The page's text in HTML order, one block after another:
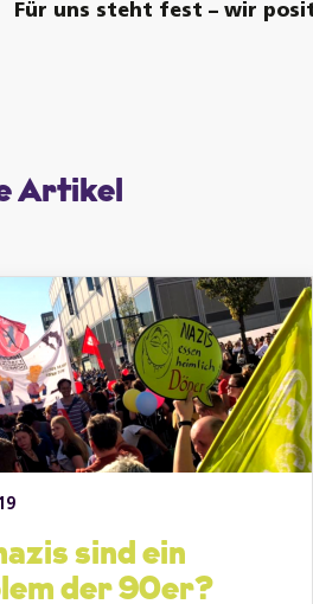
Für uns steht fest – wir
Artikel
sind ein
der 90er?